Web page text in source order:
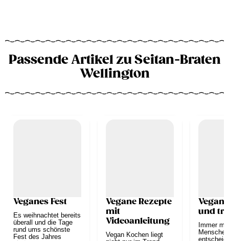
Passende Artikel zu Seitan-Braten
Wellington
Veganes Fest
Es weihnachtet bereits
überall und die Tage
rund ums schönste
Fest des Jahres
Vegane Rezepte
mit
Videoanleitung
Vegan Kochen liegt
Vegan
und
Immer
Menschen